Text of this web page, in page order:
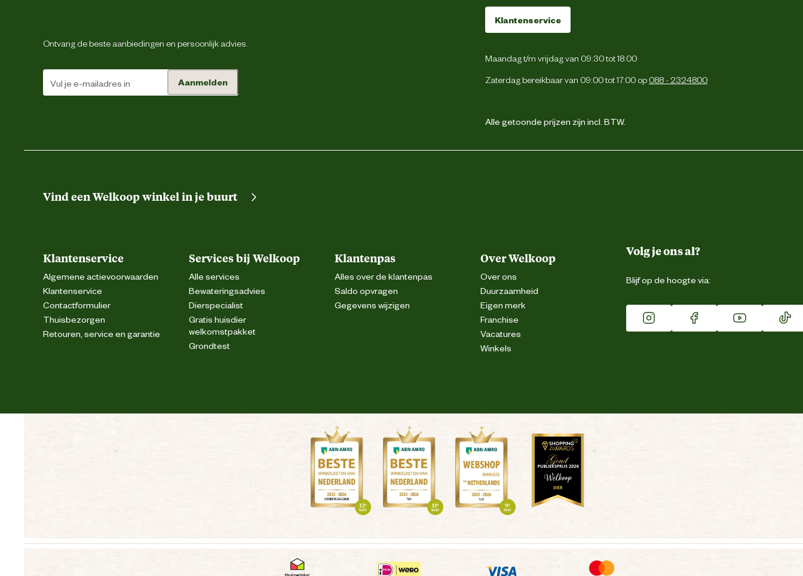
Ontvang de beste aanbiedingen en persoonlijk advies.
Aanmelden
Klantenservice
Maandag t/m vrijdag van 09:30 tot 18:00
Zaterdag bereikbaar van 09:00 tot 17:00 op 088 - 2324800
Alle getoonde prijzen zijn incl. BTW.
Vind een Welkoop winkel in je buurt
Klantenservice
Algemene actievoorwaarden
Klantenservice
Contactformulier
Thuisbezorgen
Retouren, service en garantie
Services bij Welkoop
Alle services
Bewateringsadvies
Dierspecialist
Gratis huisdier
welkomstpakket
Grondtest
Klantenpas
Alles over de klantenpas
Saldo opvragen
Gegevens wijzigen
Over Welkoop
Over ons
Duurzaamheid
Eigen merk
Franchise
Vacatures
Winkels
Volg je ons al?
Blijf op de hoogte via: